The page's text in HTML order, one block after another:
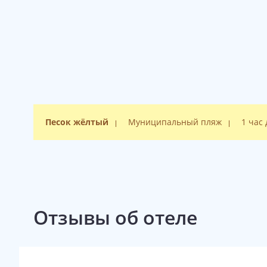
Песок жёлтый Муниципальный пляж 1 час
Отзывы об отеле